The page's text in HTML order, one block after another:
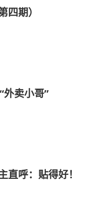
四期）
卖小哥”
直呼：贴得好！